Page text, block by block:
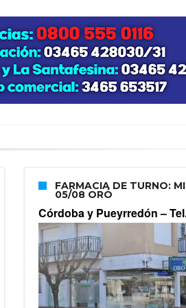
FARMACIA DE TURNO:
05/08 ORÓ
Córdoba y Pueyrredón –